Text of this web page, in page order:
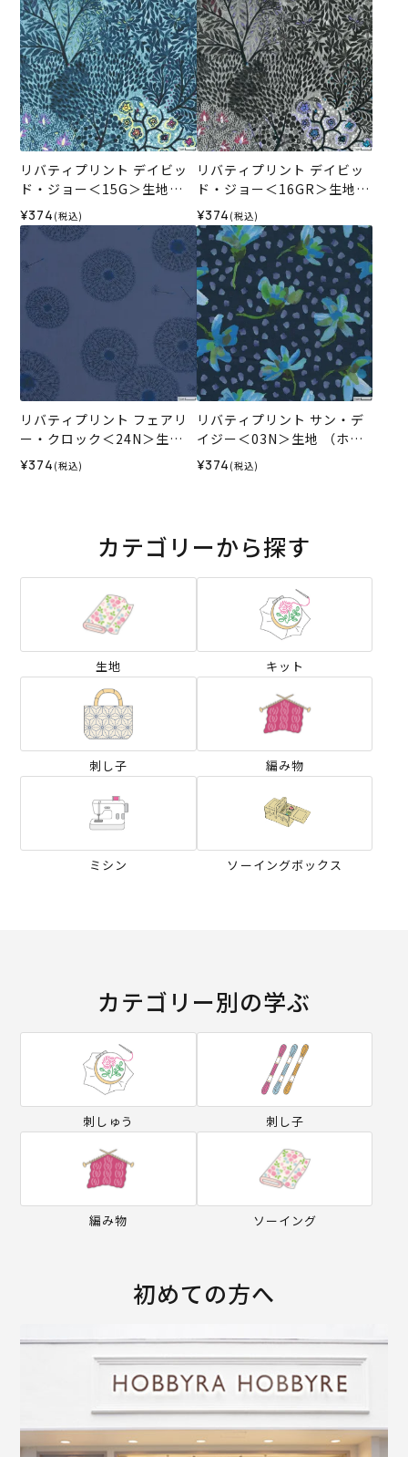
リバティプリント デイビッ
ド・ジョー＜15G＞生地
（ホビーラホビーレオリジ
ナル）2025AW
¥374 (税込)
リバティプリント デイビッ
ド・ジョー＜16GR＞生地
（ホビーラホビーレオリジ
ナル）2025AW
¥374 (税込)
リバティプリント フェアリ
ー・クロック＜24N＞生地
（ホビーラホビーレオリジ
ナル）2025AW
¥374 (税込)
リバティプリント サン・デ
イジー＜03N＞生地 （ホビ
ーラホビーレオリジナル）2
025SS
¥374 (税込)
カテゴリーから探す
生地 キット
刺し子 編み物
ミシン ソーイングボックス
カテゴリー別の学ぶ
刺しゅう 刺し子
編み物 ソーイング
初めての方へ